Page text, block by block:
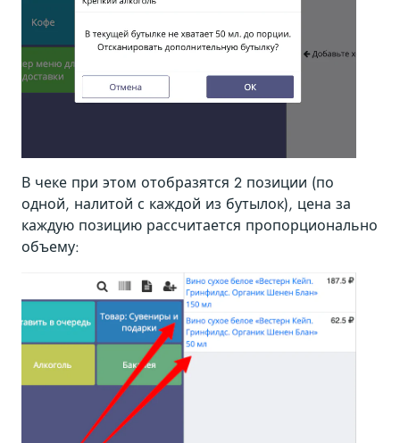
В чеке при этом отобразятся 2 позиции (по
одной, налитой с каждой из бутылок), цена за
каждую позицию рассчитается пропорционально
объему: